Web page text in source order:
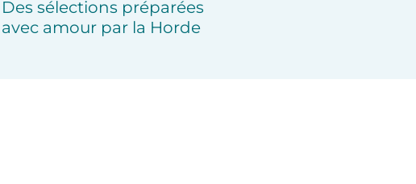
Des sélections préparées
avec amour par la Horde